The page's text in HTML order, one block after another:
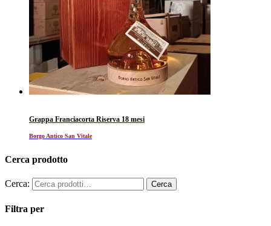
Grappa Franciacorta Riserva 18 mesi
Borgo Antico San Vitale
Cerca prodotto
Cerca:
Filtra per